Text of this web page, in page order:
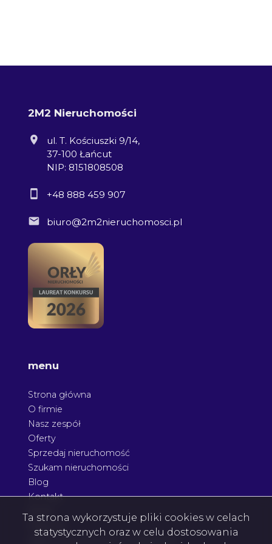
2M2 Nieruchomości
ul. T. Kościuszki 9/14,
37-100 Łańcut
NIP: 8151808508
+48 888 459 907
biuro@2m2nieruchomosci.pl
menu
Strona główna
O firmie
Nasz zespół
Oferty
Sprzedaj nieruchomość
Szukam nieruchomości
Blog
Kontakt
Agent nieruchomości Podkarpacie
Ta strona wykorzystuje pliki cookies w celach
statystycznych oraz w celu dostosowania